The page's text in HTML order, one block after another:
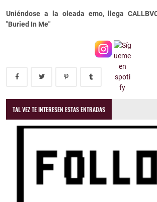
Uniéndose a la oleada emo, llega
"Buried In Me"
TAL VEZ TE INTERESEN ESTAS ENTRADAS